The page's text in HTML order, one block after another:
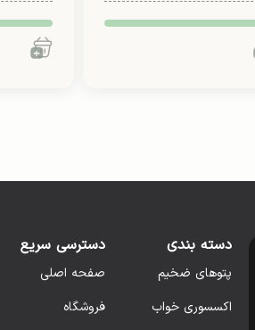
دسته بندی
پتوهای ضخیم
اکسسوری خواب
دسترسی سریع
صفحه اصلی
فروشگاه